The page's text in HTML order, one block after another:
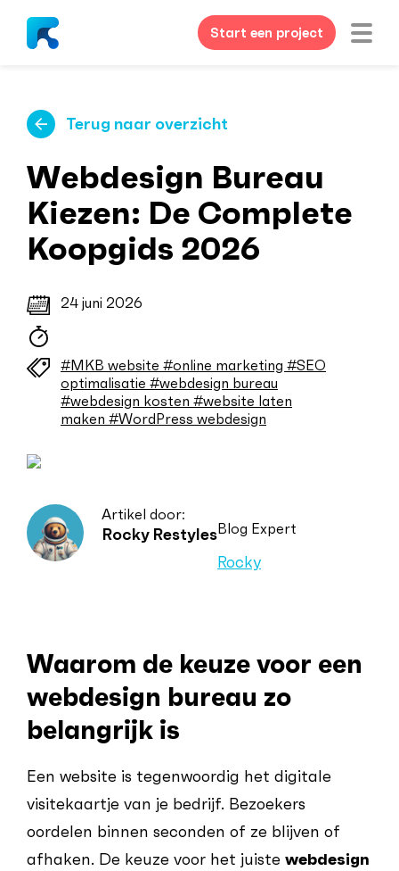
Start een project
Terug naar overzicht
Webdesign Bureau
Kiezen: De Complete
Koopgids 2026
24 juni 2026
#MKB website #online marketing #SEO
optimalisatie #webdesign bureau
#webdesign kosten #website laten
maken #WordPress webdesign
Artikel door:
Rocky RestylesBlog Expert
Rocky
Waarom de keuze voor een
webdesign bureau zo
belangrijk is
Een website is tegenwoordig het digitale
visitekaartje van je bedrijf. Bezoekers
oordelen binnen seconden of ze blijven of
afhaken. De keuze voor het juiste webdesign